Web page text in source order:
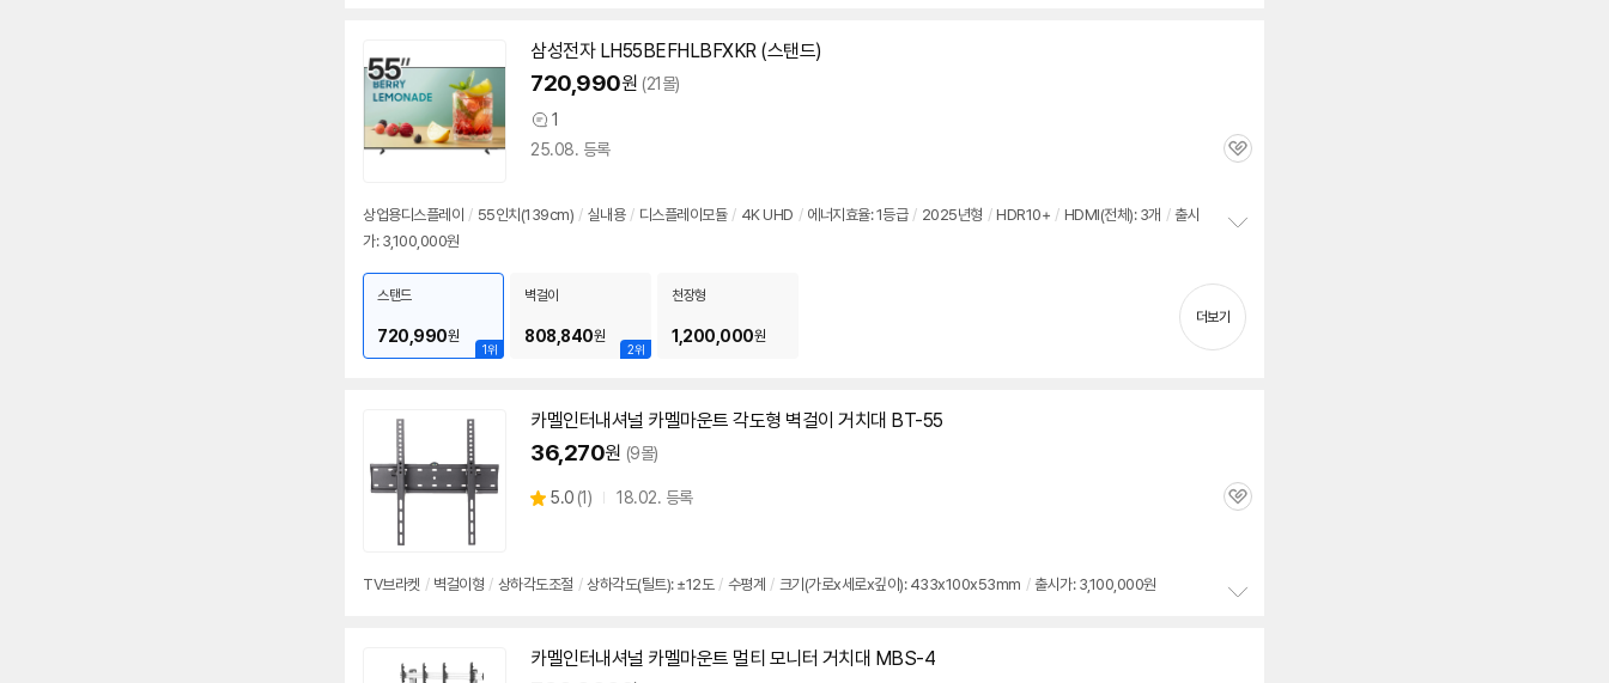
삼성전자 LH55BEFHLBFXKR (스탠드)
720,990원 (21몰)
상
품
1
25.08. 등록
관
상업용디스플레이 / 55인치 (139cm) / 실내용 / 디스플레이모듈 / 4K UHD / 에너지효율: 1등급 / 2025년형 / HDR10+ / HDMI(전체): 3개 / 출시
가: 3,100,000원
치
기
1위
스탠드
720,990원
2위
벽걸이
808,840원
천장형
1,200,000원
더보기
카멜인터내셔널 카멜마운트 각도형 벽걸이 거치대 BT-55
36,270원 (9몰)
별
5.0 (상
뷰
1) 18.02. 등록
관
TV브라켓 / 벽걸이형 / 상하각도조절 / 상하각도(틸트): ±12도 / 수평계 / 크기(가로x세로x깊이): 433x100x53mm / 출시가: 3,100,000원
카멜인터내셔널 카멜마운트 멀티 모니터 거치대 MBS-4